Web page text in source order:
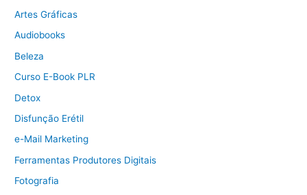
Artes Gráficas
Audiobooks
Beleza
Curso E-Book PLR
Detox
Disfunção Erétil
e-Mail Marketing
Ferramentas Produtores Digitais
Fotografia